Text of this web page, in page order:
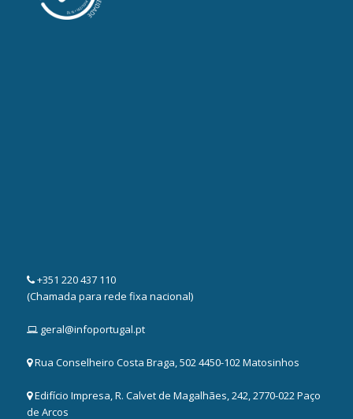
+351 220 437 110
(Chamada para rede fixa nacional)
geral@infoportugal.pt
Rua Conselheiro Costa Braga, 502 4450-102 Matosinhos
Edifício Impresa, R. Calvet de Magalhães, 242, 2770-022 Paço
de Arcos